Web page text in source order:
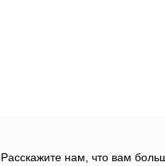
Расскажите нам, что вам